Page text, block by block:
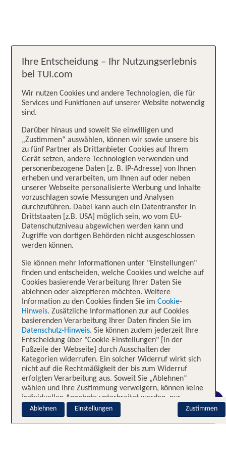
Ihre Entscheidung – Ihr Nutzungserlebnis
bei TUI.com
Wir nutzen Cookies und andere Technologien, die für
Services und Funktionen auf unserer Website notwendig
sind.
Darüber hinaus und soweit Sie einwilligen und
„Zustimmen“ auswählen, können wir sowie unsere bis
zu fünf Partner als Drittanbieter Cookies auf Ihrem
Gerät setzen, andere Technologien verwenden und
personenbezogene Daten [z. B. IP-Adresse] von Ihnen
erheben und verarbeiten, um Ihnen auf oder neben
unserer Webseite personalisierte Werbung und Inhalte
vorzuschlagen sowie Messungen und Analysen
durchzuführen. Dabei kann auch ein Datentransfer in
Drittstaaten [z.B. USA] möglich sein, wo vom EU-
Datenschutzniveau abgewichen werden kann und
Zugriffe von dortigen Behörden nicht ausgeschlossen
werden können.
Sie können mehr Informationen unter "Einstellungen"
finden und entscheiden, welche Cookies und welche auf
Cookies basierende Verarbeitung Ihrer Daten Sie
ablehnen oder akzeptieren möchten. Weitere
Information zu den Cookies finden Sie im Cookie-
Hinweis. Zusätzliche Informationen zur auf Cookies
basierenden Verarbeitung Ihrer Daten finden Sie im
Datenschutz-Hinweis. Sie können zudem jederzeit Ihre
Entscheidung über "Cookie-Einstellungen" [in der
Fußzeile der Webseite] durch Ausschalten der
Kategorien widerrufen. Ein solcher Widerruf wirkt sich
nicht auf die Rechtmäßigkeit der bis zum Widerruf
erfolgten Verarbeitung aus. Soweit Sie „Ablehnen“
wählen und Ihre Zustimmung verweigern, können keine
individuellen Angebote unterbreitet werden, nur
notwendige Cookies sind aktiv.
Impressum
Zustimmen
Ablehnen Einstellungen
CHAT